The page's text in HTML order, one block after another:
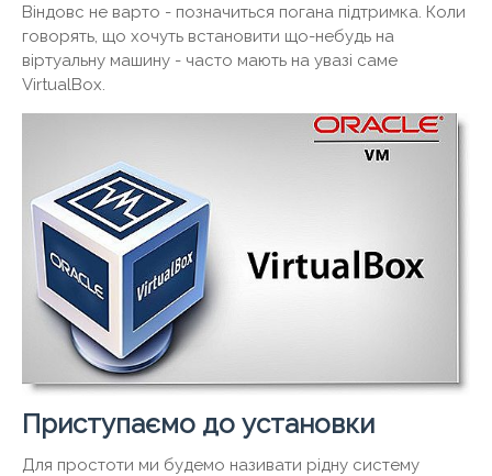
Віндовс не варто - позначиться погана підтримка. Коли
говорять, що хочуть встановити що-небудь на
віртуальну машину - часто мають на увазі саме
VirtualBox.
Приступаємо до установки
Для простоти ми будемо називати рідну систему